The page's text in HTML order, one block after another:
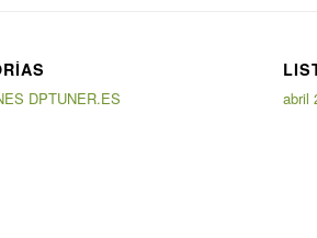
DPTUNER.ES abril